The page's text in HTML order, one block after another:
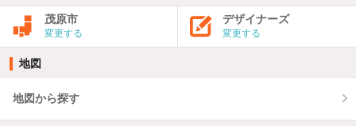
茂原市
変更する
デザイナーズ
変更する
地図
地図から探す